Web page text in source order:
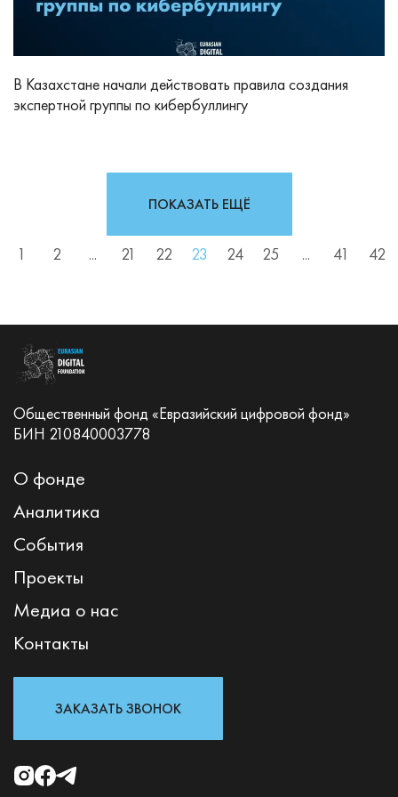
В Казахстане начали действовать правила создания
экспертной группы по кибербуллингу
1 2 ... 21 22 23 24 25 ... 41 42
ПОКАЗАТЬ ЕЩЁ
Общественный фонд «Евразийский цифровой фонд»
БИН 210840003778
О фонде
Аналитика
События
Проекты
Медиа о нас
Контакты
ЗАКАЗАТЬ ЗВОНОК